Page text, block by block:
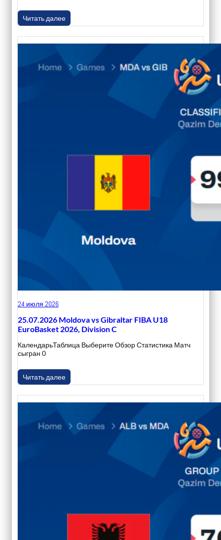
Читать далее
24 июля 2026
25.07.2026 Moldova vs Gibraltar FIBA U18
EuroBasket 2026, Division C
КалендарьТаблица Выберите Обзор Статистика Матч
сыгран 0
Читать далее